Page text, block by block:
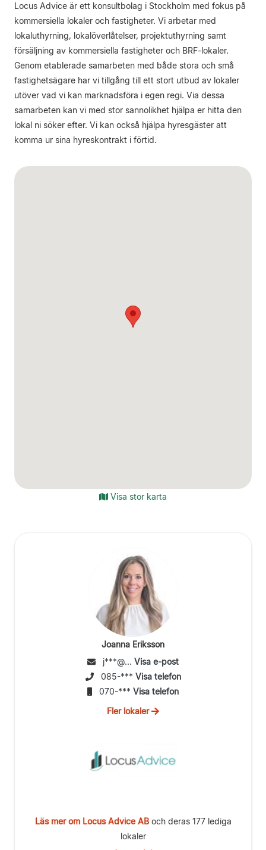
Locus Advice är ett konsultbolag i Stockholm med fokus på
kommersiella lokaler och fastigheter. Vi arbetar med
lokaluthyrning, lokalöverlåtelser, projektuthyrning samt
försäljning av kommersiella fastigheter och BRF-lokaler.
Genom etablerade samarbeten med både stora och små
fastighetsägare har vi tillgång till ett stort utbud av lokaler
utöver vad vi kan marknadsföra i egen regi. Via dessa
samarbeten kan vi med stor sannolikhet hjälpa er hitta den
lokal ni söker efter. Vi kan också hjälpa hyresgäster att
komma ur sina hyreskontrakt i förtid.
Visa stor karta
Joanna Eriksson
j***@... Visa e-post
085-*** Visa telefon
070-*** Visa telefon
Fler lokaler
Läs mer om Locus Advice ABoch deras 177 lediga
lokaler